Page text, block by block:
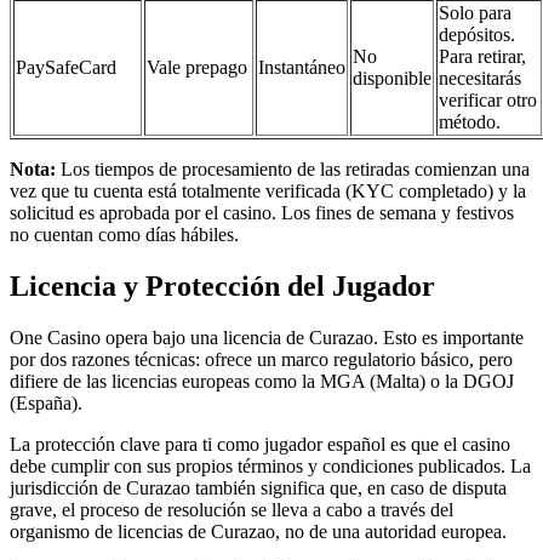
PaySafeCard Vale prepago Instantáneo
No
disponible
Solo para
depósitos.
Para retirar,
necesitarás
verificar otro
método.
Nota: Los tiempos de procesamiento de las retiradas comienzan una
vez que tu cuenta está totalmente verificada (KYC completado) y la
solicitud es aprobada por el casino. Los fines de semana y festivos
no cuentan como días hábiles.
Licencia y Protección del Jugador
One Casino opera bajo una licencia de Curazao. Esto es importante
por dos razones técnicas: ofrece un marco regulatorio básico, pero
difiere de las licencias europeas como la MGA (Malta) o la DGOJ
(España).
La protección clave para ti como jugador español es que el casino
debe cumplir con sus propios términos y condiciones publicados. La
jurisdicción de Curazao también significa que, en caso de disputa
grave, el proceso de resolución se lleva a cabo a través del
organismo de licencias de Curazao, no de una autoridad europea.